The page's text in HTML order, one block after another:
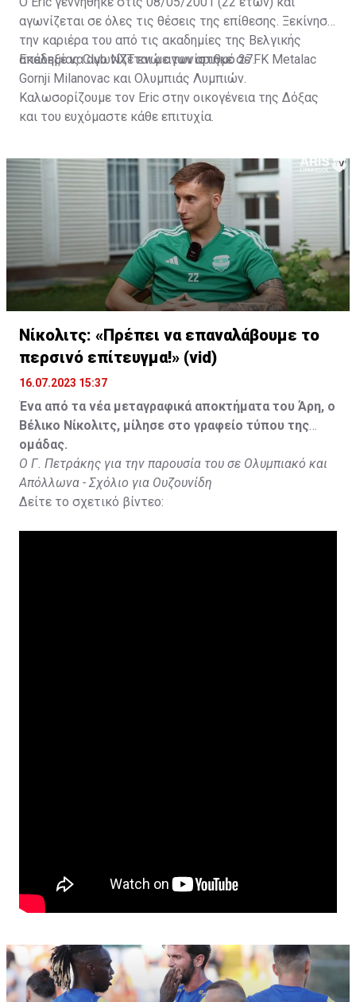
αγωνίζεται σε όλες τις θέσεις της επίθεσης. Ξεκίνησε
την καριέρα του από τις ακαδημίες της Βελγικής
ακαδημίας Club NXT ενώ αγωνίστηκε σε FK Metalac
Gornji Milanovac και Ολυμπιάς Λυμπιών.
Επέλεξε να αγωνίζεται με τον αριθμό 27.
Καλωσορίζουμε τον Eric στην οικογένεια της Δόξας
και του ευχόμαστε κάθε επιτυχία.
Νίκολιτς: «Πρέπει να επαναλάβουμε το
περσινό επίτευγμα!» (vid)
16.07.2023 15:37
Ένα από τα νέα μεταγραφικά αποκτήματα του Άρη, ο
Βέλικο Νίκολιτς, μίλησε στο γραφείο τύπου της
ομάδας.
Ο Γ. Πετράκης για την παρουσία του σε Ολυμπιακό και
Απόλλωνα - Σχόλιο για Ουζουνίδη
Δείτε το σχετικό βίντεο: